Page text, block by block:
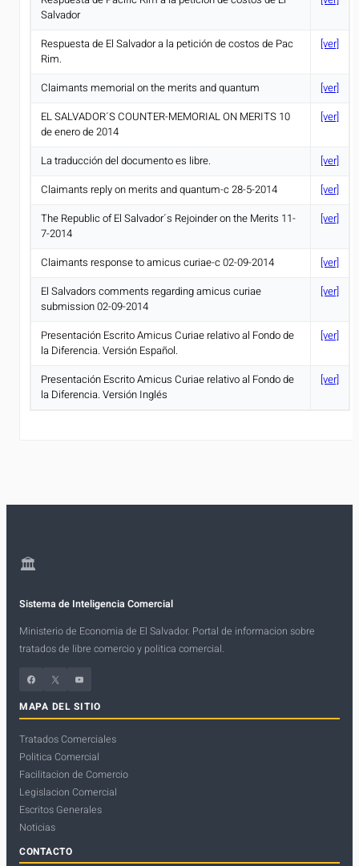
Salvador
Respuesta de El Salvador a la petición de costos de Pac
Rim.
[ver]
Claimants memorial on the merits and quantum
[ver]
EL SALVADOR´S COUNTER-MEMORIAL ON MERITS 10
de enero de 2014
[ver]
La traducción del documento es libre.
[ver]
Claimants reply on merits and quantum-c 28-5-2014
[ver]
The Republic of El Salvador´s Rejoinder on the Merits 11-
7-2014
[ver]
Claimants response to amicus curiae-c 02-09-2014
[ver]
El Salvadors comments regarding amicus curiae
submission 02-09-2014
[ver]
Presentación Escrito Amicus Curiae relativo al Fondo de
la Diferencia. Versión Español.
[ver]
Presentación Escrito Amicus Curiae relativo al Fondo de
la Diferencia. Versión Inglés
[ver]
🏛
Sistema de Inteligencia Comercial
Ministerio de Economia de El Salvador. Portal de informacion sobre
tratados de libre comercio y politica comercial.
Facebook X
YouTube
MAPA DEL SITIO
Tratados Comerciales
Politica Comercial
Facilitacion de Comercio
Legislacion Comercial
Escritos Generales
Noticias
CONTACTO